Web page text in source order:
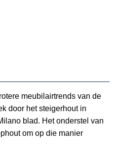
meubilairtrends van de
door het steigerhout in
blad. Het onderstel van
om op die manier